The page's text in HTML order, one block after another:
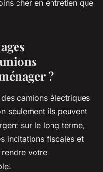
cher en entretien que
?
camions électriques
seulement ils peuvent
sur le long terme,
incitations fiscales et
votre